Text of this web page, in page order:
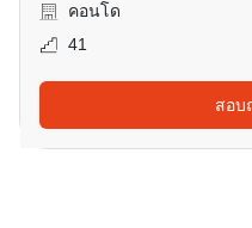
คอนโด
41
สอบ